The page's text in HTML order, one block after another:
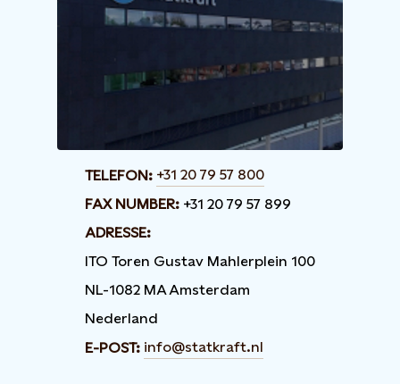
TELEFON: +31 20 79 57 800
FAX NUMBER: +31 20 79 57 899
ADRESSE:
ITO Toren Gustav Mahlerplein 100
NL-1082 MA Amsterdam
Nederland
E-POST: info@statkraft.nl